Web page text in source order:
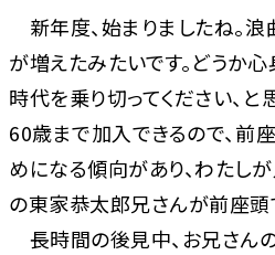
新年度、始まりましたね。
が増えたみたいです。どうか
時代を乗り切ってください、と
60歳まで加入できるので、前
めになる傾向があり、わたし
の東家恭太郎兄さんが前座頭
長時間の後見中、お兄さん